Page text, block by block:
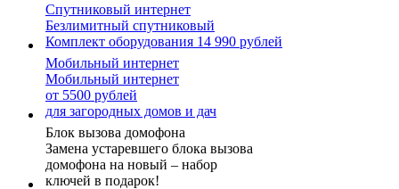
Спутниковый интернет
Безлимитный спутниковый
Комплект оборудования 14 990 рублей
Мобильный интернет
Мобильный интернет
от 5500 рублей
для загородных домов и дач
Блок вызова домофона
Замена устаревшего блока вызова
домофона на новый – набор
ключей в подарок!